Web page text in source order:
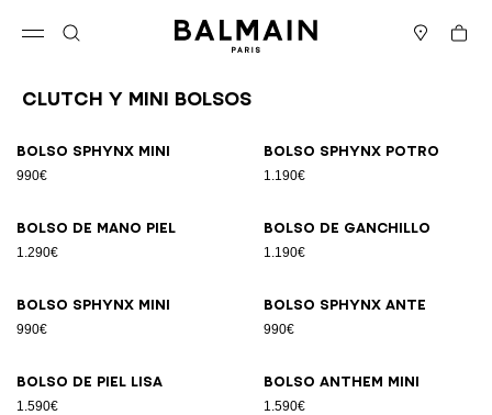
Cesta
Clutch y Mini Bolsos
Bolso SPHYNX Mini
990€
Bolso SPHYNX potro
1.190€
Bolso de mano piel
1.290€
Bolso de ganchillo
1.190€
Bolso SPHYNX Mini
990€
Bolso SPHYNX ante
990€
Bolso de piel lisa
1.590€
Bolso ANTHEM Mini
1.590€